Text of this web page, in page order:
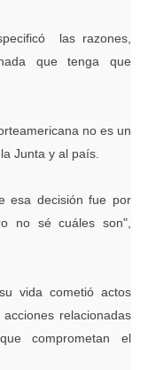
las razones,
que tenga que
no es un
Junta y al país.
esa decisión fue por
no sé cuáles son",
vida cometió actos
relacionadas
comprometan el